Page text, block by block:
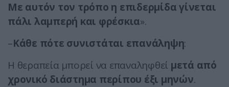
Με αυτόν τον τρόπο η επιδερμίδα γίνεται
πάλι λαμπερή και φρέσκια».
–Κάθε πότε συνιστάται επανάληψη:
H θεραπεία μπορεί να επαναληφθεί μετά από
χρονικό διάστημα περίπου έξι μηνών.